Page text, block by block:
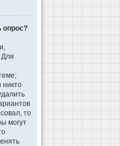
опрос?
никто
то
могут